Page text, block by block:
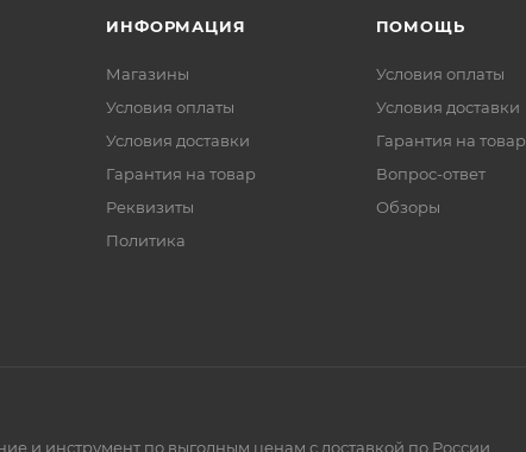
ИНФОРМАЦИЯ
Магазины
Условия оплаты
Условия доставки
Гарантия на товар
Реквизиты
Политика
ПОМОЩЬ
Условия оплаты
Условия доставки
Гарантия на товар
Вопрос-ответ
Обзоры
и инструмент по выгодным ценам с доставкой по России